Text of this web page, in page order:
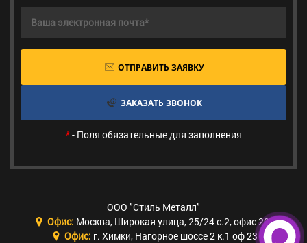
ОТПРАВИТЬ ЗАЯВКУ
ЗАКАЗАТЬ ЗВОНОК
*- Поля обязательные для заполнения
ООО "Стиль Металл"
Офис: Москва, Широкая улица, 25/24 с.2, офис 205
Офис: г. Химки, Нагорное шоссе 2 к.1 оф 23